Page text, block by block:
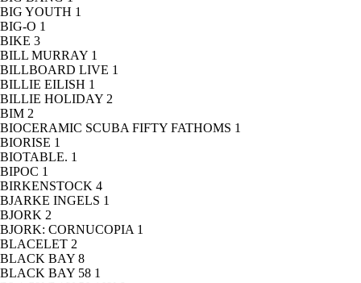
BIG YOUTH 1
BIG-O 1
BIKE 3
BILL MURRAY 1
BILLBOARD LIVE 1
BILLIE EILISH 1
BILLIE HOLIDAY 2
BIM 2
BIOCERAMIC SCUBA FIFTY FATHOMS 1
BIORISE 1
BIOTABLE. 1
BIPOC 1
BIRKENSTOCK 4
BJARKE INGELS 1
BJORK 2
BJORK: CORNUCOPIA 1
BLACELET 2
BLACK BAY 8
BLACK BAY 58 1